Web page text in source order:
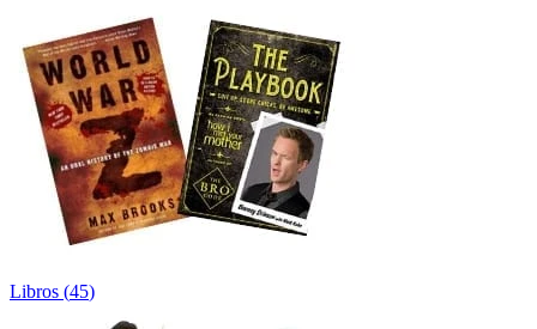
Libros (45)